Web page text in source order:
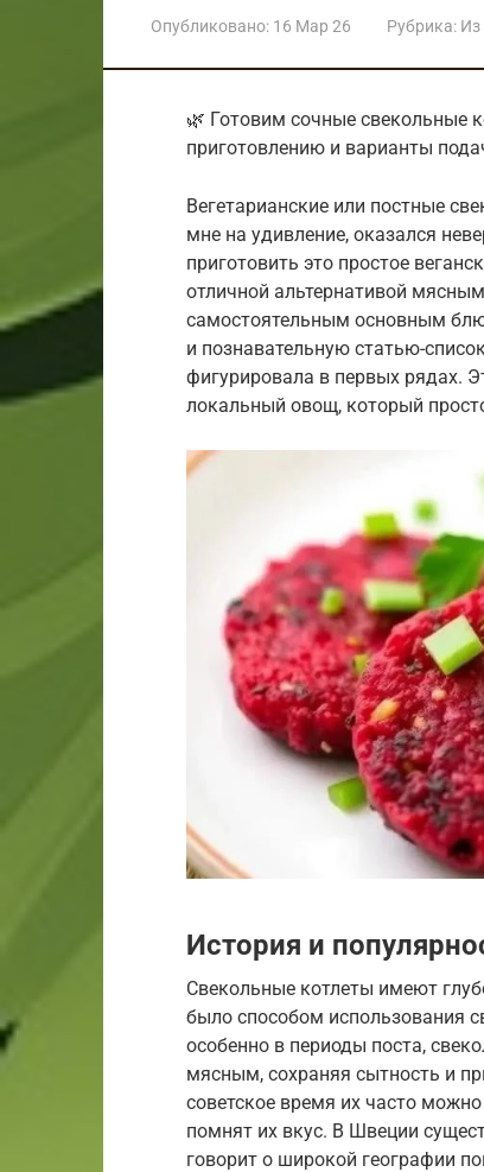
Опубликовано: 16 Мар 26 Рубрика: Из
🌿 Готовим сочные свекольные
приготовлению и варианты
Вегетарианские или постные
мне на удивление, оказался
приготовить это простое
отличной альтернативой
самостоятельным основным
и познавательную статью-
фигурировала в первых рядах.
локальный овощ, который
История и
Свекольные котлеты имеют
было способом использования
особенно в периоды поста,
мясным, сохраняя сытность и
советское время их часто
помнят их вкус. В Швеции
говорит о широкой географии